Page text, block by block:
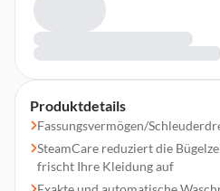
Produktdetails
Fassungsvermögen/
SteamCare reduziert die
frischt Ihre Kleidung auf